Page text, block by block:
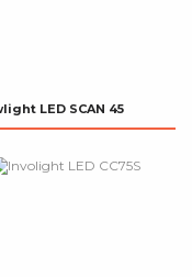
LED SCAN 45